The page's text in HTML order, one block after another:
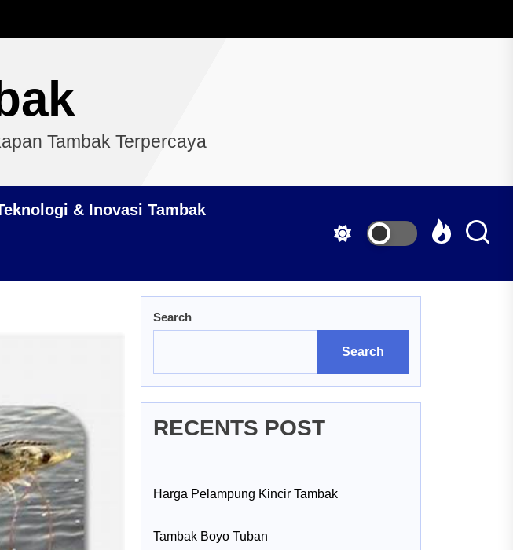
Tambak Terpercaya
& Inovasi Tambak
Search
Search
RECENTS POST
Harga Pelampung Kincir Tambak
Tambak Boyo Tuban